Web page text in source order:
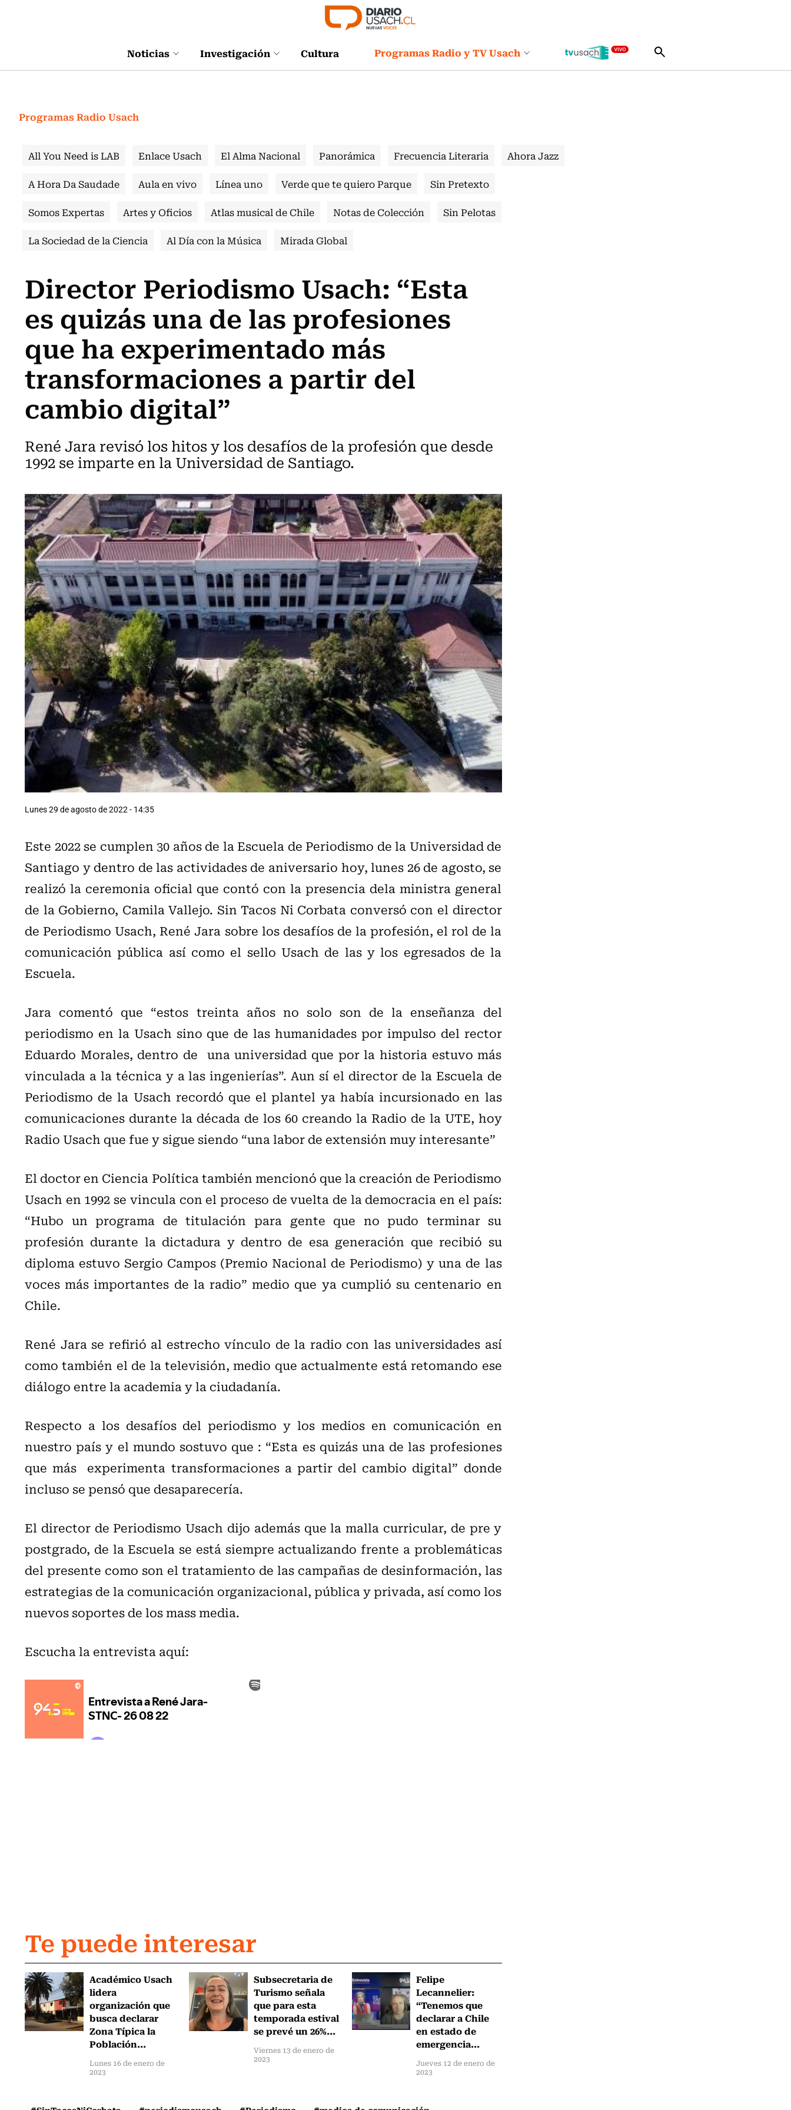
Noticias Investigación Cultura Programas Radio y TV Usach
Programas Radio Usach
All You Need is LAB Enlace Usach El Alma Nacional Panorámica Frecuencia Literaria
Ahora Jazz
A Hora Da Saudade
Aula en vivo Línea uno Verde que te quiero Parque
Sin Pretexto
Somos Expertas
Artes y Oficios Atlas musical de Chile Notas de Colección
Sin Pelotas
La Sociedad de la Ciencia
Al Día con la Música Mirada Global
Director Periodismo Usach: “Esta
es quizás una de las profesiones
que ha experimentado más
transformaciones a partir del
cambio digital”
René Jara revisó los hitos y los desafíos de la profesión que desde
1992 se imparte en la Universidad de Santiago.
Lunes 29 de agosto de 2022 - 14:35
Este 2022 se cumplen 30 años de la Escuela de Periodismo de la Universidad de
Santiago y dentro de las actividades de aniversario hoy, lunes 26 de agosto, se
realizó la ceremonia oficial que contó con la presencia dela ministra general
de la Gobierno, Camila Vallejo. Sin Tacos Ni Corbata conversó con el director
de Periodismo Usach, René Jara sobre los desafíos de la profesión, el rol de la
comunicación pública así como el sello Usach de las y los egresados de la
Escuela.
Jara comentó que “estos treinta años no solo son de la enseñanza del
periodismo en la Usach sino que de las humanidades por impulso del rector
Eduardo Morales, dentro de una universidad que por la historia estuvo más
vinculada a la técnica y a las ingenierías”. Aun sí el director de la Escuela de
Periodismo de la Usach recordó que el plantel ya había incursionado en las
comunicaciones durante la década de los 60 creando la Radio de la UTE, hoy
Radio Usach que fue y sigue siendo “una labor de extensión muy interesante”
El doctor en Ciencia Política también mencionó que la creación de Periodismo
Usach en 1992 se vincula con el proceso de vuelta de la democracia en el país:
“Hubo un programa de titulación para gente que no pudo terminar su
profesión durante la dictadura y dentro de esa generación que recibió su
diploma estuvo Sergio Campos (Premio Nacional de Periodismo) y una de las
voces más importantes de la radio” medio que ya cumplió su centenario en
Chile.
René Jara se refirió al estrecho vínculo de la radio con las universidades así
como también el de la televisión, medio que actualmente está retomando ese
diálogo entre la academia y la ciudadanía.
Respecto a los desafíos del periodismo y los medios en comunicación en
nuestro país y el mundo sostuvo que : “Esta es quizás una de las profesiones
que más experimenta transformaciones a partir del cambio digital” donde
incluso se pensó que desaparecería.
El director de Periodismo Usach dijo además que la malla curricular, de pre y
postgrado, de la Escuela se está siempre actualizando frente a problemáticas
del presente como son el tratamiento de las campañas de desinformación, las
estrategias de la comunicación organizacional, pública y privada, así como los
nuevos soportes de los mass media.
Escucha la entrevista aquí:
Te puede interesar
Académico Usach
lidera
organización que
busca declarar
Zona Típica la
Población...
Lunes 16 de enero de
2023
Subsecretaria de
Turismo señala
que para esta
temporada estival
se prevé un 26%...
Viernes 13 de enero de
2023
Felipe
Lecannelier:
“Tenemos que
declarar a Chile
en estado de
emergencia...
Jueves 12 de enero de
2023